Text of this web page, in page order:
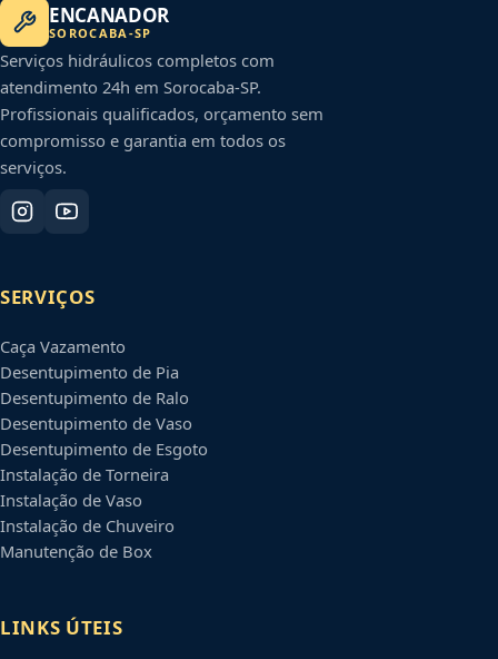
ENCANADOR
SOROCABA -SP
Serviços hidráulicos completos com
atendimento 24h em Sorocaba-SP.
Profissionais qualificados, orçamento sem
compromisso e garantia em todos os
serviços.
SERVIÇOS
Caça Vazamento
Desentupimento de Pia
Desentupimento de Ralo
Desentupimento de Vaso
Desentupimento de Esgoto
Instalação de Torneira
Instalação de Vaso
Instalação de Chuveiro
Manutenção de Box
LINKS ÚTEIS